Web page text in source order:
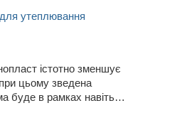
утеплювання
істотно зменшує
цьому зведена
буде в рамках навіть
суттєві переваги при